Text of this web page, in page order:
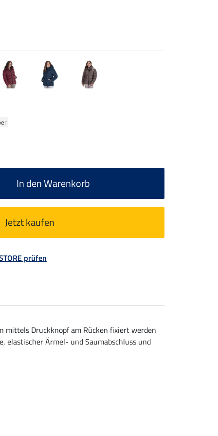
In den Warenkorb
Jetzt kaufen
prüfen
mittels Druckknopf am Rücken fixiert werden
elastischer Ärmel- und Saumabschluss und